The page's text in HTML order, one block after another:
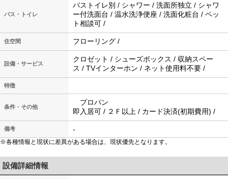
バス・トイレ
バストイレ別 / シャワー / 洗面所独立 / シャワ
ー付洗面台 / 温水洗浄便座 / 洗面化粧台 / ペッ
ト相談可 /
住空間 フローリング /
設備・サービス
クロゼット / シューズボックス / 収納スペー
ス / TVインターホン / ネット使用料不要 /
特徴
条件・その他
プロパン
即入居可 / ２Ｆ以上 / カード決済(初期費用) /
備考 -
※各種情報と現状に差異がある場合は、現状優先となります。
設備詳細情報